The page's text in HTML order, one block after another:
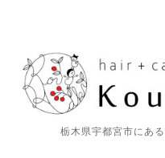
栃木県宇都宮市にあ